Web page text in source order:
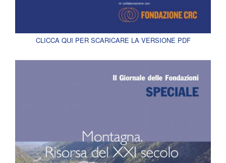
CLICCA QUI PER SCARICARE LA VERSIONE PDF